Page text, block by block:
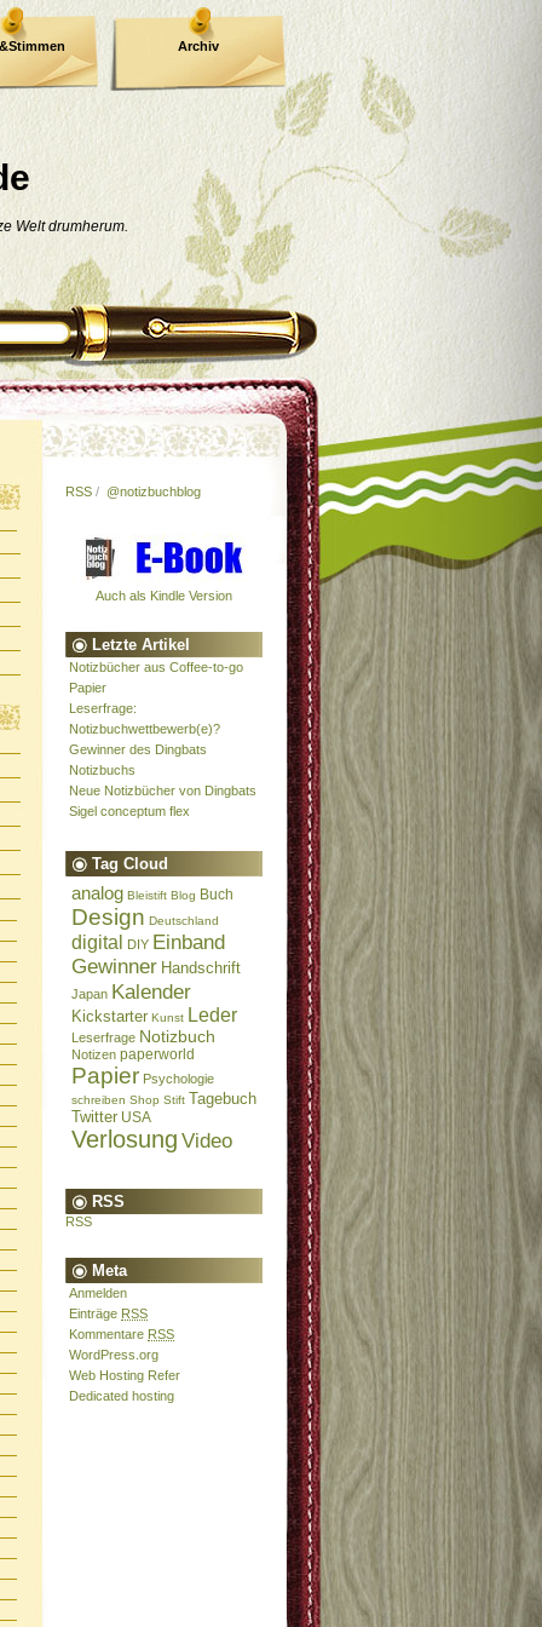
Welt drumherum.
Archiv
RSS / @notizbuchblog
Auch als Kindle Version
Letzte Artikel
Notizbücher aus Coffee-to-go
Papier
Leserfrage:
Notizbuchwettbewerb(e)?
Gewinner des Dingbats
Notizbuchs
Neue Notizbücher von Dingbats
Sigel conceptum flex
Tag Cloud
analog Bleistift Blog Buch
Design Deutschland
digital DIY Einband
Gewinner Handschrift
Japan Kalender
Kickstarter Kunst Leder
Leserfrage Notizbuch
Notizen paperworld
Papier Psychologie
schreiben Shop Stift Tagebuch
Twitter USA
Verlosung Video
RSS
RSS
Meta
Anmelden
Einträge RSS
Kommentare RSS
WordPress.org
Web Hosting Refer
Dedicated hosting